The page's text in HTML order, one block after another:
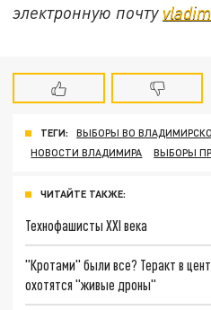
электронную почту
ТЕГИ:
ВЫБОРЫ ВО
НОВОСТИ ВЛАДИМИРА
ВЫБОРЫ
ЧИТАЙТЕ ТАКЖЕ:
Технофашисты XXI века
"Кротами" были все? Теракт в
охотятся "живые дроны"